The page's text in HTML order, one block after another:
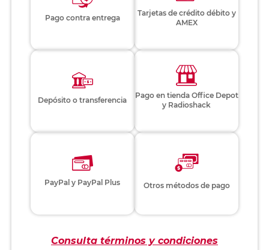
Pago contra entrega
Tarjetas de crédito débito y
AMEX
Depósito o transferencia
Pago en tienda Office Depot
y Radioshack
PayPal y PayPal Plus Otros métodos de pago
Consulta términos y condiciones